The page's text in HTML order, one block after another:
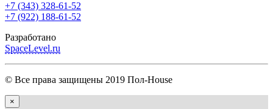
+7 (343) 328-61-52
+7 (922) 188-61-52
Разработано
SpaceLevel.ru
© Все права защищены 2019 Пол-House
×